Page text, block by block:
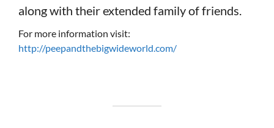
along with their extended family of friends.
For more information visit:
http://peepandthebigwideworld.com/